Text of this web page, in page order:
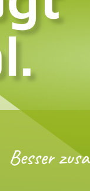
Besser